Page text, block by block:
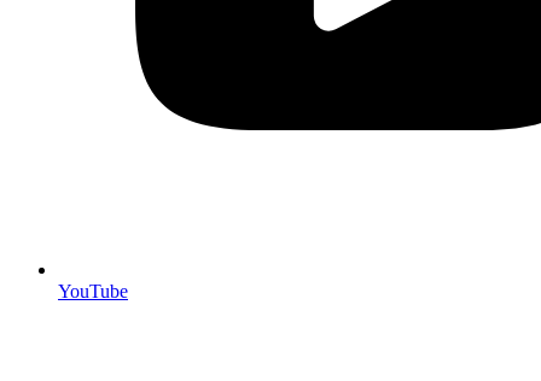
YouTube